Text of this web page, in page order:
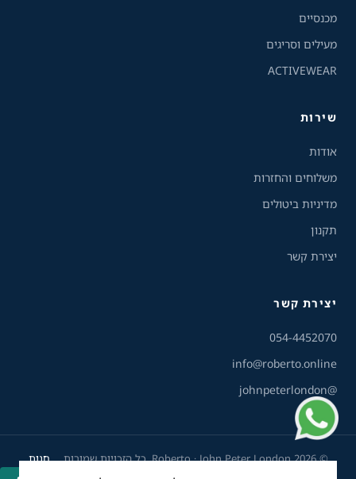
מכנסיים
מעילים וסריגים
ACTIVEWEAR
שירות
אודות
משלוחים והחזרות
מדיניות ביטולים
תקנון
יצירת קשר
יצירת קשר
054-4452070
info@roberto.online
@johnpeterlondon
© 2026 Roberto · John Peter London. כל הזכויות שמורות.
חנות
מצבי תצוגה
שירות הלקוחות והמכירות